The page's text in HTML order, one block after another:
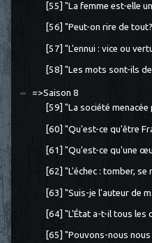
[55] "La femme est-elle
[56] "Peut-on rire de
[57] "L'ennui : vice ou
[58] "Les mots sont-ils
=>Saison 8
[59] "La société
[60] "Qu'est-ce qu'être
[61] "Qu'est-ce qu'une
[62] "L'échec : tomber, se
[63] "Suis-je l'auteur de
[64] "L'État a-t-il tous les
[65] "Pouvons-nous